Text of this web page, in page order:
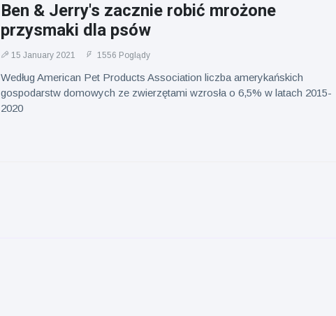
Ben & Jerry's zacznie robić mrożone
przysmaki dla psów
15 January 2021 1556 Poglądy
Według American Pet Products Association liczba amerykańskich
gospodarstw domowych ze zwierzętami wzrosła o 6,5% w latach 2015-
2020